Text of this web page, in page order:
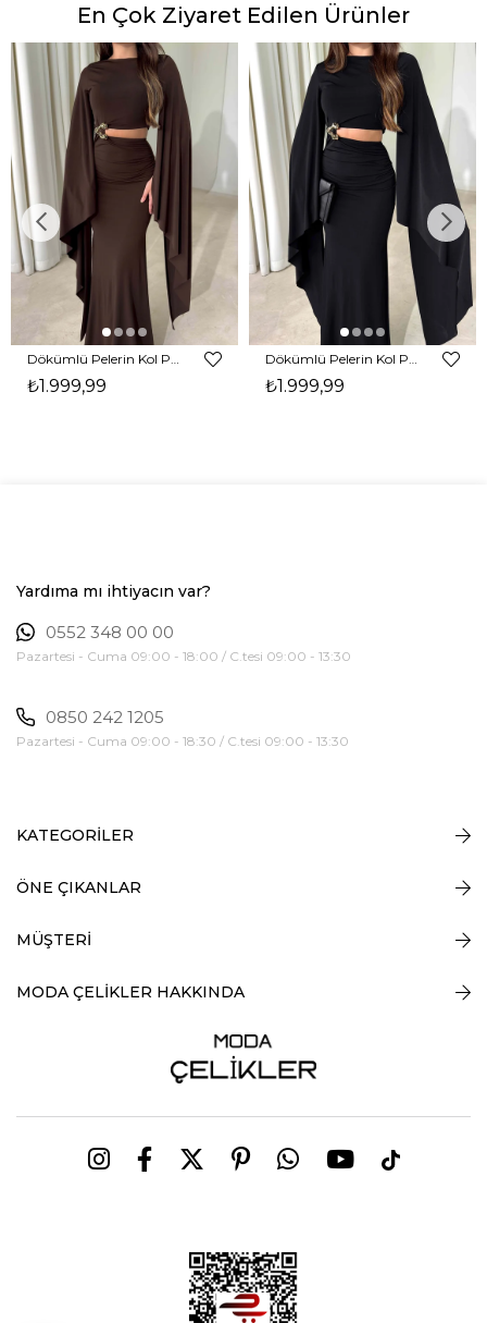
En Çok Ziyaret Edilen Ürünler
₺1.999,99 ₺1.999,99
Yardıma mı ihtiyacın var?
0552 348 00 00
Pazartesi - Cuma 09:00 - 18:00 / C.tesi 09:00 - 13:30
0850 242 1205
Pazartesi - Cuma 09:00 - 18:30 / C.tesi 09:00 - 13:30
KATEGORİLER
ÖNE ÇIKANLAR
MÜŞTERİ
MODA ÇELİKLER HAKKINDA